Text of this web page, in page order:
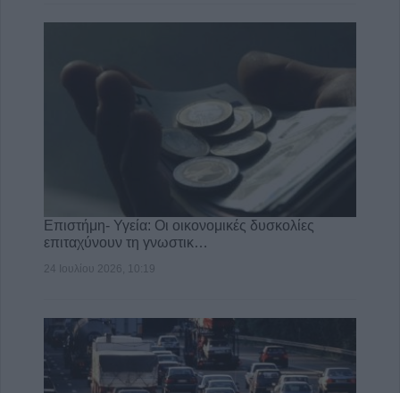
Επιστήμη- Υγεία: Οι οικονομικές δυσκολίες
επιταχύνουν τη γνωστικ…
24 Ιουλίου 2026, 10:19